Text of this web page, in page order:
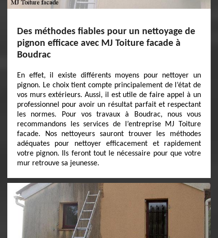
Des méthodes fiables pour un nettoyage de
pignon efficace avec MJ Toiture facade à
Boudrac
En effet, il existe différents moyens pour nettoyer un
pignon. Le choix tient compte principalement de l’état de
vos murs extérieurs. Aussi, il est utile de faire appel à un
professionnel pour avoir un résultat parfait et respectant
les normes. Pour vos travaux à Boudrac, nous vous
recommandons les services de l’entreprise MJ Toiture
facade. Nos nettoyeurs sauront trouver les méthodes
adéquates pour nettoyer efficacement et rapidement
votre pignon. Ils feront tout le nécessaire pour que votre
mur retrouve sa jeunesse.